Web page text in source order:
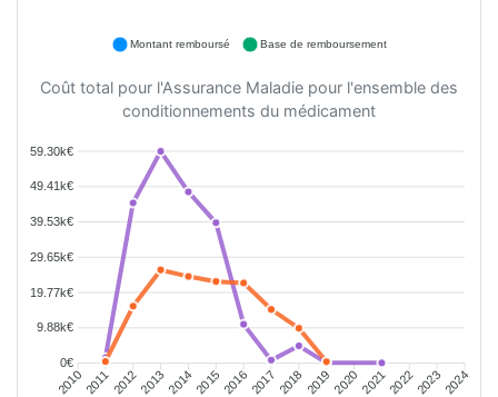
Montant remboursé Base de remboursement
Coût total pour l'Assurance Maladie pour l'ensemble des
conditionnements du médicament
59.30k€
49.41k€
39.53k€
29.65k€
19.77k€
9.88k€
0€
20102011201220132014201520162017 2018 201920202021202220232024